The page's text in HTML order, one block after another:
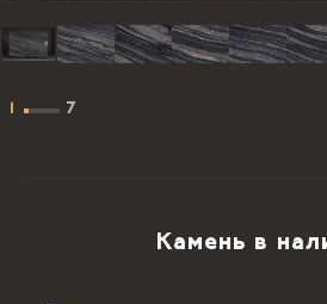
1 7
Камень в